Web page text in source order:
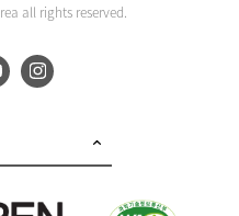
all rights reserved.